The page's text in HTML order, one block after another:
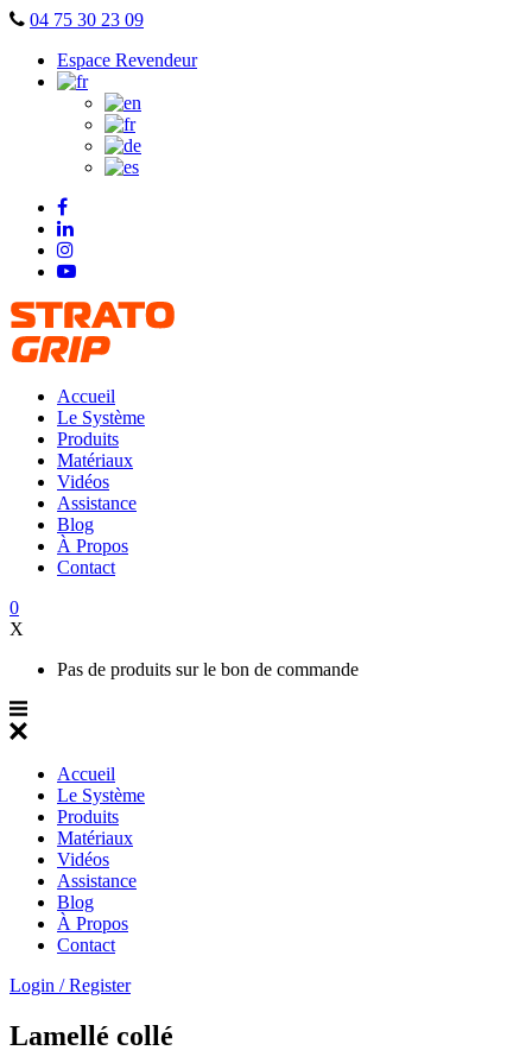
Skip
content
04 75 30 23 09
Espace Revendeur
Accueil
Le Système
Produits
Matériaux
Vidéos
Assistance
Blog
À Propos
Contact
0
X
Pas de produits sur le bon de commande
Accueil
Le Système
Produits
Matériaux
Vidéos
Assistance
Blog
À Propos
Contact
Login / Register
Lamellé collé